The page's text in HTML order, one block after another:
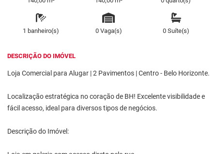
1 banheiro(s) 0 Vaga(s) 0 Suíte(s)
DESCRIÇÃO DO IMÓVEL
Loja Comercial para Alugar | 2 Pavimentos | Centro - Belo Horizonte.
Localização estratégica no coração de BH! Excelente visibilidade e
fácil acesso, ideal para diversos tipos de negócios.
Descrição do Imóvel: